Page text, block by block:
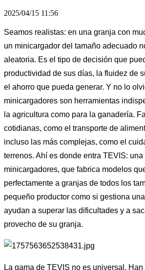
2025/04/15 11:56
Seamos realistas: en una granja con
un minicargador del tamaño adecuado
aleatoria. Es el tipo de decisión que
productividad de sus días, la fluidez de
el ahorro que pueda generar. Y no lo
minicargadores son herramientas
la agricultura como para la ganadería.
cotidianas, como el transporte de
incluso las más complejas, como el
terrenos. Ahí es donde entra TEVIS:
minicargadores, que fabrica modelos
perfectamente a granjas de todos los
pequeño productor como si gestiona
ayudan a superar las dificultades y a
provecho de su granja.
La gama de TEVIS no es universal.